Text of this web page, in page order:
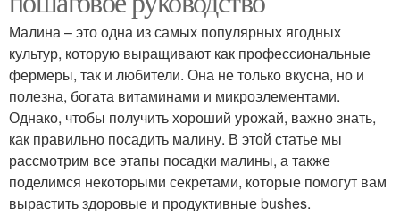
Малина – это одна из самых популярных ягодных
культур, которую выращивают как профессиональные
фермеры, так и любители. Она не только вкусна, но и
полезна, богата витаминами и микроэлементами.
Однако, чтобы получить хороший урожай, важно знать,
как правильно посадить малину. В этой статье мы
рассмотрим все этапы посадки малины, а также
поделимся некоторыми секретами, которые помогут вам
вырастить здоровые и продуктивные bushes.